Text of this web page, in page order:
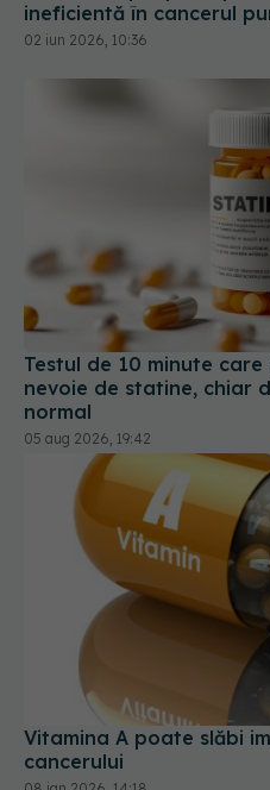
Testul de 10 minute
nevoie de statine, chiar
normal
05 aug 2026, 19:42
Vitamina A poate slăbi
cancerului
08 ian 2026, 14:18